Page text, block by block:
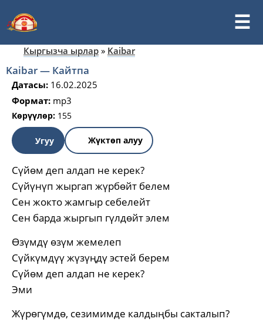
Кыргызча ырлар » Kaibar
Kaibar — Кайтпа
Датасы: 16.02.2025
Формат: mp3
Көрүүлөр: 155
Угуу Жүктөп алуу
Сүйөм деп алдап не керек?
Сүйүнүп жыргап жүрбөйт белем
Сен жокто жамгыр себелейт
Сен барда жыргып гүлдөйт элем
Өзүмдү өзүм жемелеп
Сүйкүмдүү жүзүңдү эстей берем
Сүйөм деп алдап не керек?
Эми
Жүрөгүмдө, сезимимде калдыңбы сакталып?